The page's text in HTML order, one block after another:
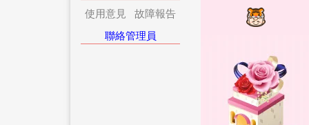
使用意見
故障報告
聯絡管理員